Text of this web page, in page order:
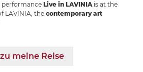
performance Live in LAVINIA is at the
LAVINIA, the contemporary art
meine Reise